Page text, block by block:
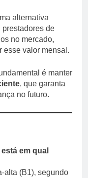
alternativa
de
no mercado,
esse valor mensal.
é manter
, que garanta
no futuro.
em qual
alta (B1), segundo